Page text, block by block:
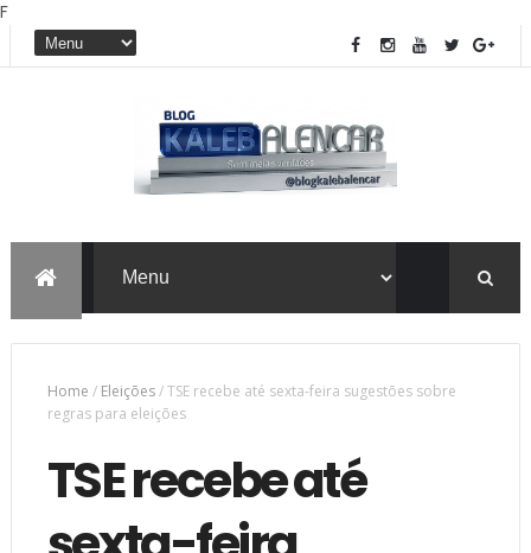
F
Home / Eleições/TSE recebe até sexta-feira sugestões sobre
regras para eleições
TSE recebe até